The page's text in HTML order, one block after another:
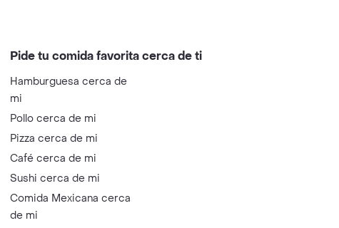
Pide tu comida favorita cerca de ti
Hamburguesa cerca de
mi
Pollo cerca de mi
Pizza cerca de mi
Café cerca de mi
Sushi cerca de mi
Comida Mexicana cerca
de mi